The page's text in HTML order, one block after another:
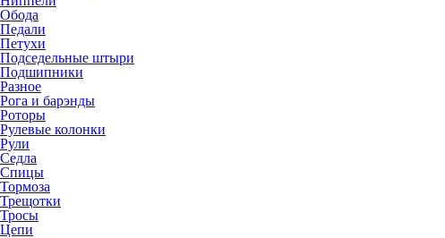
Обода
Педали
Петухи
Подседельные штыри
Подшипники
Разное
Рога и барэнды
Роторы
Рулевые колонки
Рули
Седла
Спицы
Тормоза
Трещотки
Тросы
Цепи